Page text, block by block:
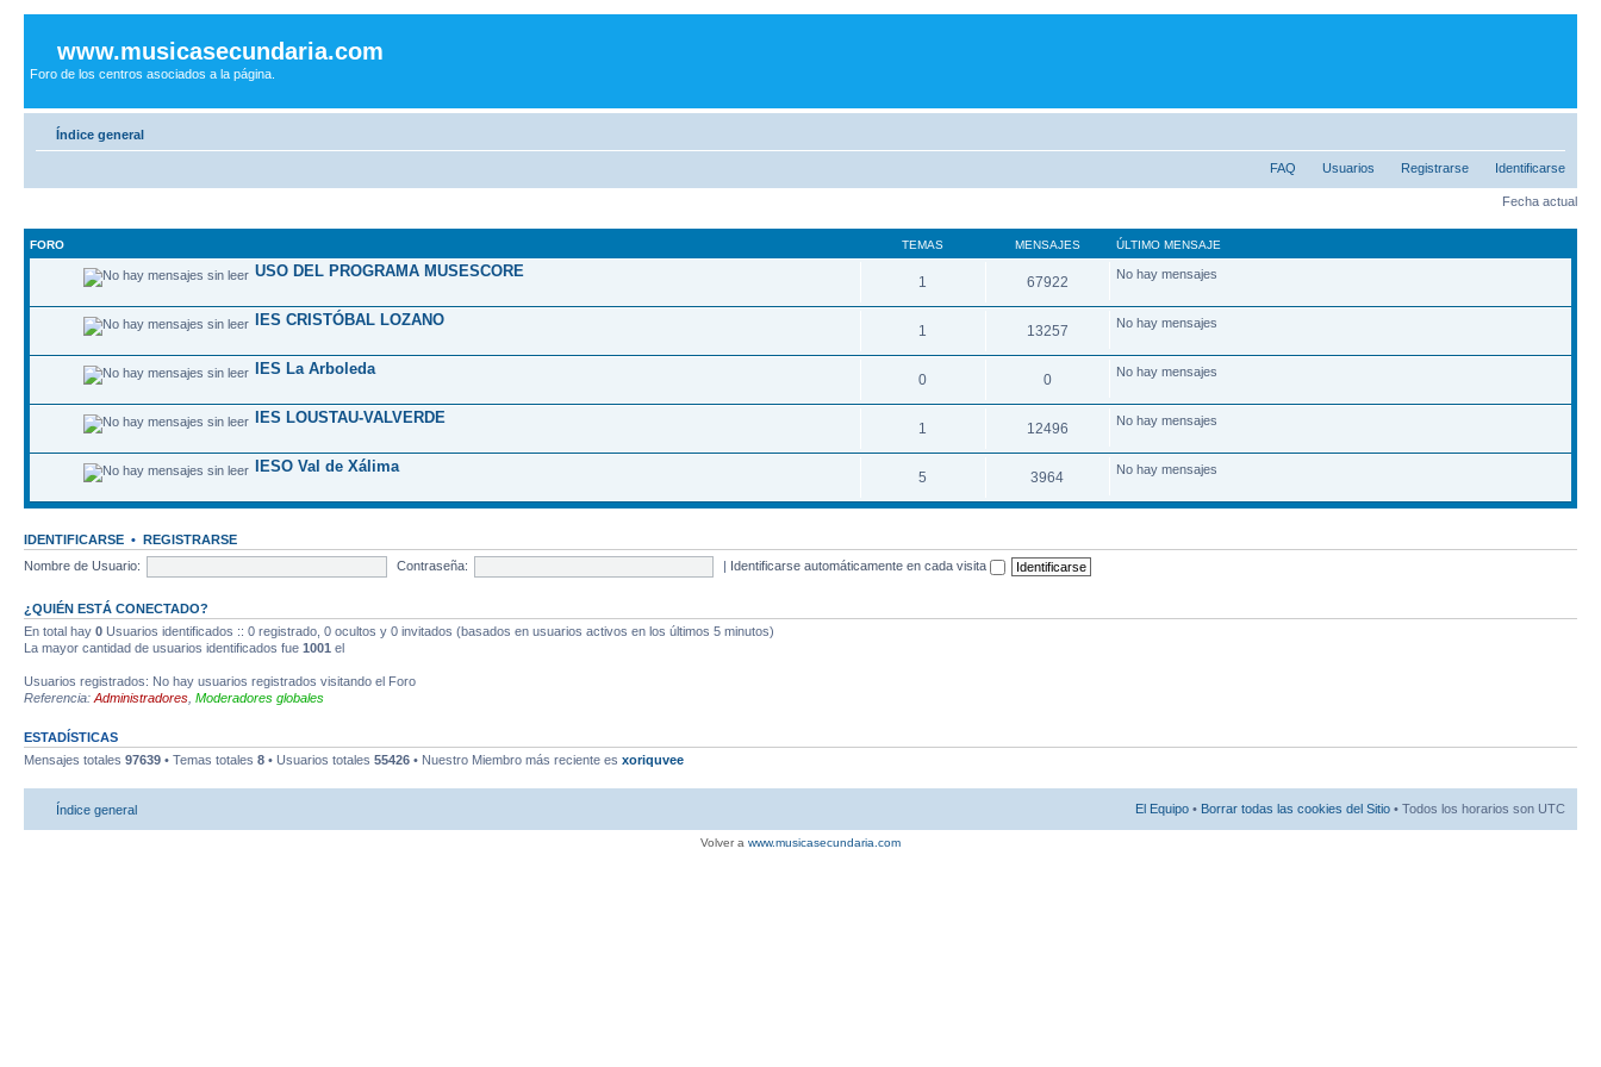
www.musicasecundaria.com
Foro de los centros asociados a la página.
Índice general
FAQ Usuarios Registrarse Identificarse
Fecha actual
FORO TEMAS MENSAJES ÚLTIMO MENSAJE
USO DEL PROGRAMA MUSESCORE
1 67922 No hay mensajes
IES CRISTÓBAL LOZANO
1 13257 No hay mensajes
IES La Arboleda
0 0 No hay mensajes
IES LOUSTAU-VALVERDE
1 12496 No hay mensajes
IESO Val de Xálima
5 3964 No hay mensajes
IDENTIFICARSE • REGISTRARSE
Nombre de Usuario:
Contraseña: | Identificarse automáticamente en cada visita
¿QUIÉN ESTÁ CONECTADO?
En total hay 0 Usuarios identificados :: 0 registrado, 0 ocultos y 0 invitados (basados en usuarios activos en los últimos 5 minutos)
La mayor cantidad de usuarios identificados fue 1001 el
Usuarios registrados: No hay usuarios registrados visitando el Foro
Referencia: Administradores Moderadores globales
ESTADÍSTICAS
Mensajes totales 97639 • Temas totales 8 • Usuarios totales 55426 • Nuestro Miembro más reciente es xoriquvee
Índice general El Equipo • Borrar todas las cookies del Sitio • Todos los horarios son UTC
Volver a www.musicasecundaria.com